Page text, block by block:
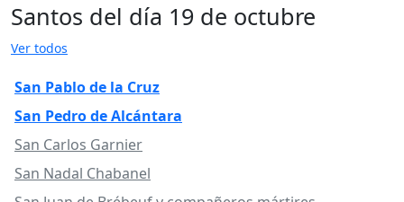
Santos del día 19 de octubre
Ver todos
San Pablo de la Cruz
San Pedro de Alcántara
San Carlos Garnier
San Nadal Chabanel